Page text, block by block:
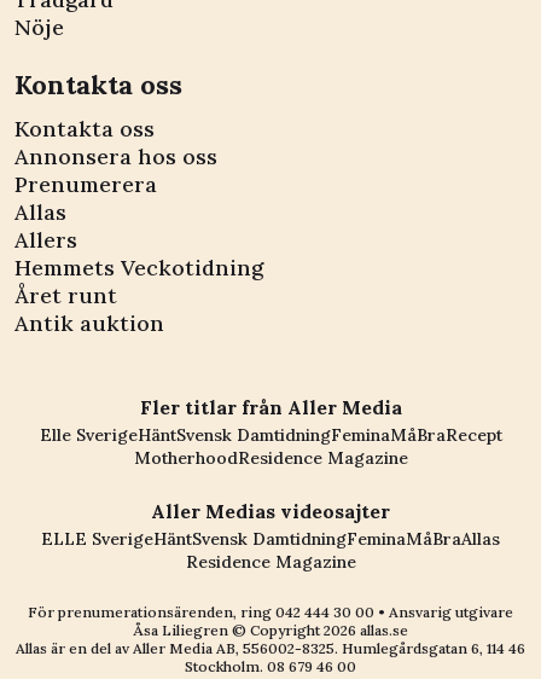
Nöje
Kontakta oss
Kontakta oss
Annonsera hos oss
Prenumerera
Allas
Allers
Hemmets Veckotidning
Året runt
Antik auktion
Fler titlar från Aller Media
Elle SverigeHäntSvensk DamtidningFeminaMåBraRecept
MotherhoodResidence Magazine
Aller Medias videosajter
ELLE SverigeHäntSvensk DamtidningFeminaMåBraAllas
Residence Magazine
För prenumerationsärenden, ring 042 444 30 00 • Ansvarig utgivare
Åsa Liliegren © Copyright2026 allas.se
Allas är en del av Aller Media AB, 556002-8325. Humlegårdsgatan 6, 114 46
Stockholm. 08 679 46 00